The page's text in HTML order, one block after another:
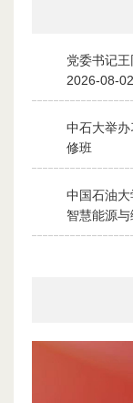
党委书记
2026-08-02
中石大举
修班
2026-07-28
中国石油
智慧能源
2026-07-30